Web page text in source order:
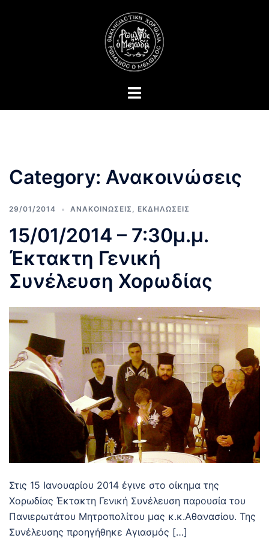
Toggle
Category: Ανακοινώσεις
29/01/2014 ΑΝΑΚΟΙΝΩΣΕΙΣ , ΕΚΔΗΛΩΣΕΙΣ
15/01/2014 – 7:30μ.μ.
Έκτακτη Γενική
Συνέλευση Χορωδίας
Στις 15 Ιανουαρίου 2014 έγινε στο οίκημα της
Χορωδίας Έκτακτη Γενική Συνέλευση παρουσία του
Πανιερωτάτου Μητροπολίτου μας κ.κ.Αθανασίου. Της
Συνέλευσης προηγήθηκε Αγιασμός […]